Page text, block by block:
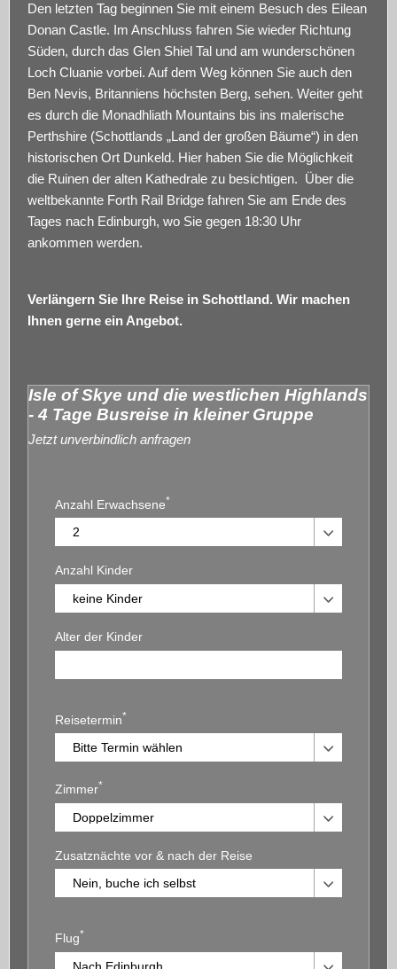
Den letzten Tag beginnen Sie mit einem Besuch des Eilean
Donan Castle. Im Anschluss fahren Sie wieder Richtung
Süden, durch das Glen Shiel Tal und am wunderschönen
Loch Cluanie vorbei. Auf dem Weg können Sie auch den
Ben Nevis, Britanniens höchsten Berg, sehen. Weiter geht
es durch die Monadhliath Mountains bis ins malerische
Perthshire (Schottlands „Land der großen Bäume“) in den
historischen Ort Dunkeld. Hier haben Sie die Möglichkeit
die Ruinen der alten Kathedrale zu besichtigen. Über die
weltbekannte Forth Rail Bridge fahren Sie am Ende des
Tages nach Edinburgh, wo Sie gegen 18:30 Uhr
ankommen werden.
Verlängern Sie Ihre Reise in Schottland. Wir machen
Ihnen gerne ein Angebot.
Isle of Skye und die westlichen Highlands
- 4 Tage Busreise in kleiner Gruppe
Jetzt unverbindlich anfragen
Anzahl Erwachsene*
Anzahl Kinder
Alter der Kinder
Reisetermin*
Zimmer*
Zusatznächte vor & nach der Reise
Flug*